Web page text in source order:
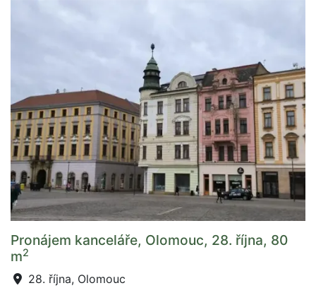
Pronájem kanceláře, Olomouc, 28. října, 80
m2
28. října, Olomouc